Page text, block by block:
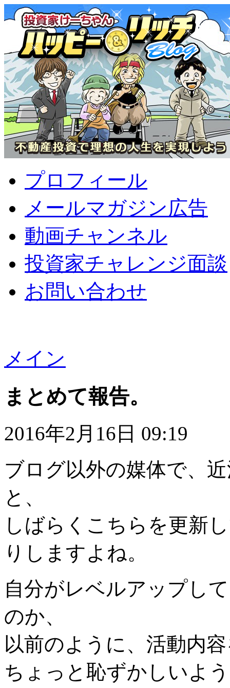
プロフィール
メールマガジン広告
動画チャンネル
投資家チャレンジ面談
お問い合わせ
メイン
まとめて報告。
2016年2月16日 09:19
ブログ以外の媒体で、
と、
しばらくこちらを更新
りしますよね。
自分がレベルアップし
のか、
以前のように、活動内
ちょっと恥ずかしいよ